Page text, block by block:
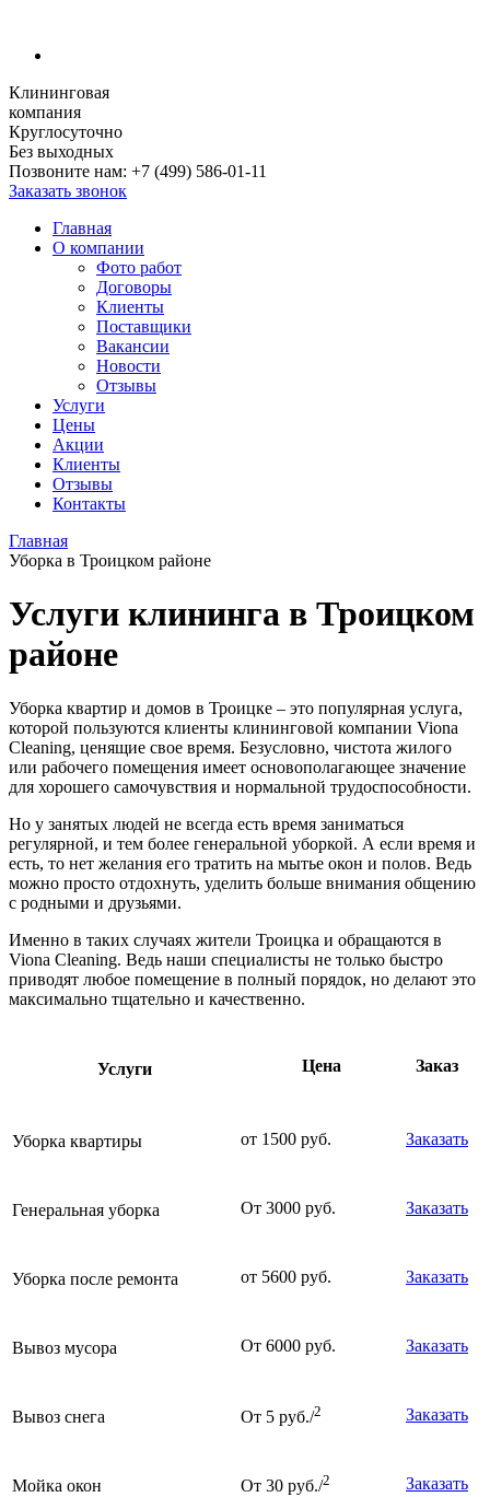
Клининговая
компания
Круглосуточно
Без выходных
Позвоните нам: +7 (499) 586-01-11
Заказать звонок
Главная
О компании
Фото работ
Договоры
Клиенты
Поставщики
Вакансии
Новости
Отзывы
Услуги
Цены
Акции
Клиенты
Отзывы
Контакты
Главная
Уборка в Троицком районе
Услуги клининга в Троицком
районе
Уборка квартир и домов в Троицке – это популярная услуга,
которой пользуются клиенты клининговой компании Viona
Cleaning, ценящие свое время. Безусловно, чистота жилого
или рабочего помещения имеет основополагающее значение
для хорошего самочувствия и нормальной трудоспособности.
Но у занятых людей не всегда есть время заниматься
регулярной, и тем более генеральной уборкой. А если время и
есть, то нет желания его тратить на мытье окон и полов. Ведь
можно просто отдохнуть, уделить больше внимания общению
с родными и друзьями.
Именно в таких случаях жители Троицка и обращаются в
Viona Cleaning. Ведь наши специалисты не только быстро
приводят любое помещение в полный порядок, но делают это
максимально тщательно и качественно.
Услуги Цена Заказ
Уборка квартиры от 1500 руб. Заказать
Генеральная уборка От 3000 руб. Заказать
Уборка после ремонта от 5600 руб. Заказать
Вывоз мусора От 6000 руб. Заказать
Вывоз снега От 5 руб./2 Заказать
Мойка окон От 30 руб./2 Заказать